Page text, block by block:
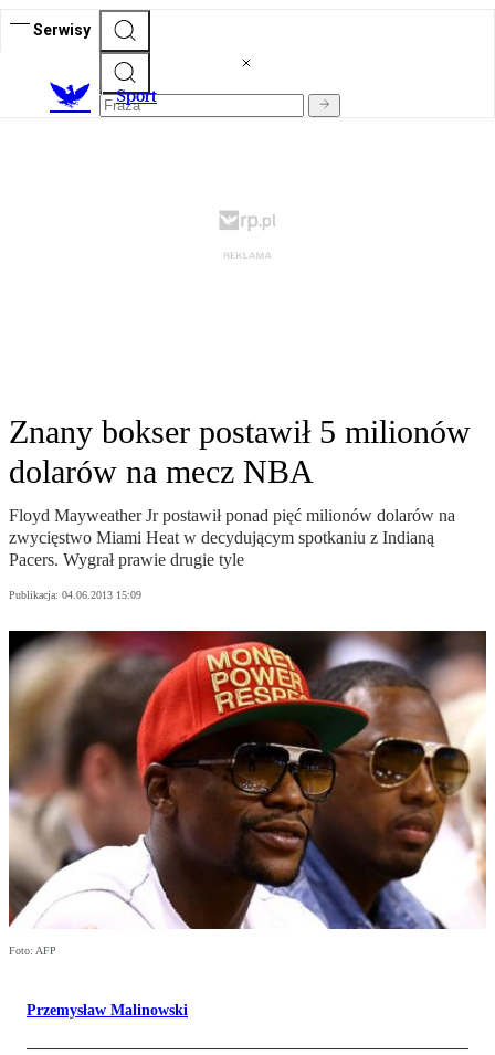
Serwisy
Sport
Znany bokser postawił 5 milionów
dolarów na mecz NBA
Floyd Mayweather Jr postawił ponad pięć milionów dolarów na
zwycięstwo Miami Heat w decydującym spotkaniu z Indianą
Pacers. Wygrał prawie drugie tyle
Publikacja: 04.06.2013 15:09
Foto: AFP
Przemysław Malinowski